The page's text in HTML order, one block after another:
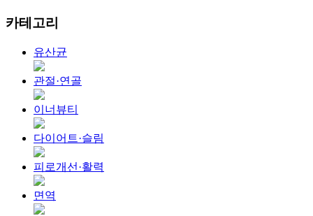
카테고리
유산균
관절·연골
이너뷰티
다이어트·슬림
피로개선·활력
면역